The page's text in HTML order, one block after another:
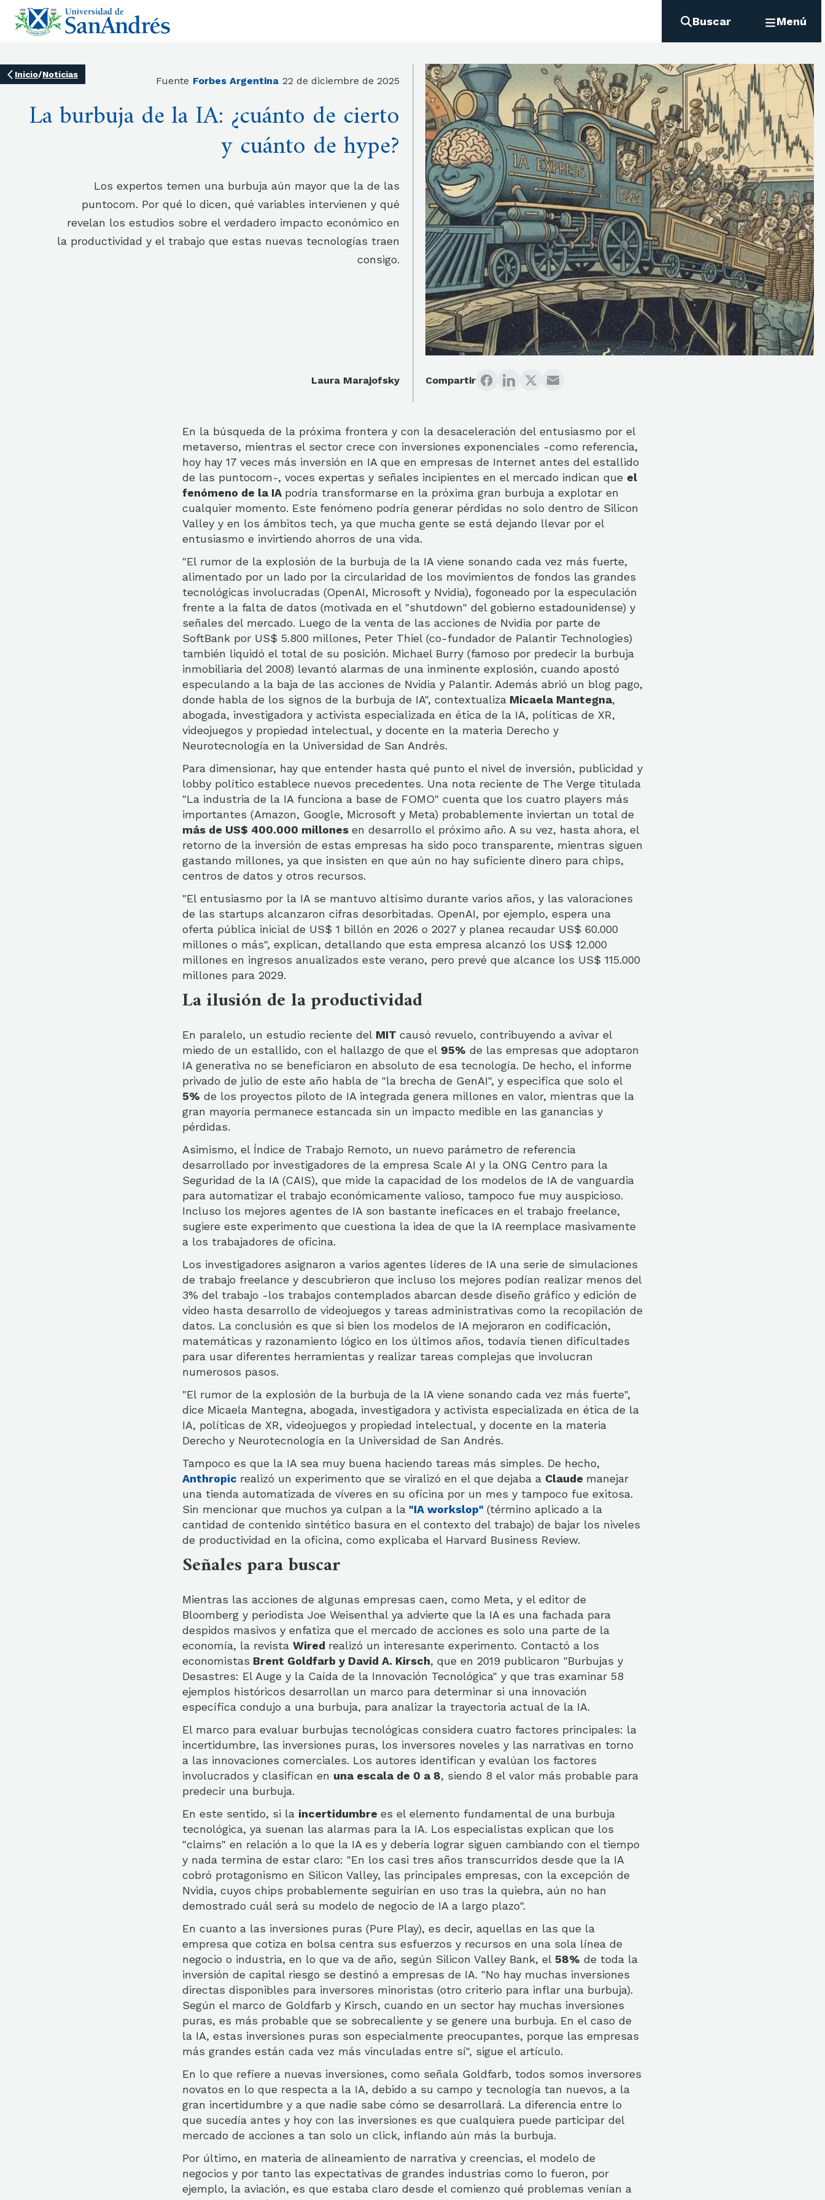
Buscar Menú
Inicio/Noticias
Fuente Forbes Argentina 22 de diciembre de 2025
La burbuja de la IA: ¿cuánto de cierto
y cuánto de hype?
Los expertos temen una burbuja aún mayor que la de las
puntocom. Por qué lo dicen, qué variables intervienen y qué
revelan los estudios sobre el verdadero impacto económico en
la productividad y el trabajo que estas nuevas tecnologías traen
consigo.
Laura Marajofsky Compartir
En la búsqueda de la próxima frontera y con la desaceleración del entusiasmo por el
metaverso, mientras el sector crece con inversiones exponenciales -como referencia,
hoy hay 17 veces más inversión en IA que en empresas de Internet antes del estallido
de las puntocom-, voces expertas y señales incipientes en el mercado indican que el
fenómeno de la IA podría transformarse en la próxima gran burbuja a explotar en
cualquier momento. Este fenómeno podría generar pérdidas no solo dentro de Silicon
Valley y en los ámbitos tech, ya que mucha gente se está dejando llevar por el
entusiasmo e invirtiendo ahorros de una vida.
"El rumor de la explosión de la burbuja de la IA viene sonando cada vez más fuerte,
alimentado por un lado por la circularidad de los movimientos de fondos las grandes
tecnológicas involucradas (OpenAI, Microsoft y Nvidia), fogoneado por la especulación
frente a la falta de datos (motivada en el "shutdown" del gobierno estadounidense) y
señales del mercado. Luego de la venta de las acciones de Nvidia por parte de
SoftBank por US$ 5.800 millones, Peter Thiel (co-fundador de Palantir Technologies)
también liquidó el total de su posición. Michael Burry (famoso por predecir la burbuja
inmobiliaria del 2008) levantó alarmas de una inminente explosión, cuando apostó
especulando a la baja de las acciones de Nvidia y Palantir. Además abrió un blog pago,
donde habla de los signos de la burbuja de IA", contextualiza Micaela Mantegna,
abogada, investigadora y activista especializada en ética de la IA, políticas de XR,
videojuegos y propiedad intelectual, y docente en la materia Derecho y
Neurotecnología en la Universidad de San Andrés.
Para dimensionar, hay que entender hasta qué punto el nivel de inversión, publicidad y
lobby político establece nuevos precedentes. Una nota reciente de The Verge titulada
"La industria de la IA funciona a base de FOMO" cuenta que los cuatro players más
importantes (Amazon, Google, Microsoft y Meta) probablemente inviertan un total de
más de US$ 400.000 millones en desarrollo el próximo año. A su vez, hasta ahora, el
retorno de la inversión de estas empresas ha sido poco transparente, mientras siguen
gastando millones, ya que insisten en que aún no hay suficiente dinero para chips,
centros de datos y otros recursos.
"El entusiasmo por la IA se mantuvo altísimo durante varios años, y las valoraciones
de las startups alcanzaron cifras desorbitadas. OpenAI, por ejemplo, espera una
oferta pública inicial de US$ 1 billón en 2026 o 2027 y planea recaudar US$ 60.000
millones o más", explican, detallando que esta empresa alcanzó los US$ 12.000
millones en ingresos anualizados este verano, pero prevé que alcance los US$ 115.000
millones para 2029.
La ilusión de la productividad
En paralelo, un estudio reciente del MIT causó revuelo, contribuyendo a avivar el
miedo de un estallido, con el hallazgo de que el 95% de las empresas que adoptaron
IA generativa no se beneficiaron en absoluto de esa tecnología. De hecho, el informe
privado de julio de este año habla de "la brecha de GenAI", y especifica que solo el
5% de los proyectos piloto de IA integrada genera millones en valor, mientras que la
gran mayoría permanece estancada sin un impacto medible en las ganancias y
pérdidas.
Asimismo, el Índice de Trabajo Remoto, un nuevo parámetro de referencia
desarrollado por investigadores de la empresa Scale AI y la ONG Centro para la
Seguridad de la IA (CAIS), que mide la capacidad de los modelos de IA de vanguardia
para automatizar el trabajo económicamente valioso, tampoco fue muy auspicioso.
Incluso los mejores agentes de IA son bastante ineficaces en el trabajo freelance,
sugiere este experimento que cuestiona la idea de que la IA reemplace masivamente
a los trabajadores de oficina.
Los investigadores asignaron a varios agentes líderes de IA una serie de simulaciones
de trabajo freelance y descubrieron que incluso los mejores podían realizar menos del
3% del trabajo -los trabajos contemplados abarcan desde diseño gráfico y edición de
video hasta desarrollo de videojuegos y tareas administrativas como la recopilación de
datos. La conclusión es que si bien los modelos de IA mejoraron en codificación,
matemáticas y razonamiento lógico en los últimos años, todavía tienen dificultades
para usar diferentes herramientas y realizar tareas complejas que involucran
numerosos pasos.
"El rumor de la explosión de la burbuja de la IA viene sonando cada vez más fuerte",
dice Micaela Mantegna, abogada, investigadora y activista especializada en ética de la
IA, políticas de XR, videojuegos y propiedad intelectual, y docente en la materia
Derecho y Neurotecnología en la Universidad de San Andrés.
Tampoco es que la IA sea muy buena haciendo tareas más simples. De hecho,
Anthropic realizó un experimento que se viralizó en el que dejaba a Claude manejar
una tienda automatizada de víveres en su oficina por un mes y tampoco fue exitosa.
Sin mencionar que muchos ya culpan a la "IA workslop" (término aplicado a la
cantidad de contenido sintético basura en el contexto del trabajo) de bajar los niveles
de productividad en la oficina, como explicaba el Harvard Business Review.
Señales para buscar
Mientras las acciones de algunas empresas caen, como Meta, y el editor de
Bloomberg y periodista Joe Weisenthal ya advierte que la IA es una fachada para
despidos masivos y enfatiza que el mercado de acciones es solo una parte de la
economía, la revista Wired realizó un interesante experimento. Contactó a los
economistas Brent Goldfarb y David A. Kirsch, que en 2019 publicaron "Burbujas y
Desastres: El Auge y la Caída de la Innovación Tecnológica" y que tras examinar 58
ejemplos históricos desarrollan un marco para determinar si una innovación
específica condujo a una burbuja, para analizar la trayectoria actual de la IA.
El marco para evaluar burbujas tecnológicas considera cuatro factores principales: la
incertidumbre, las inversiones puras, los inversores noveles y las narrativas en torno
a las innovaciones comerciales. Los autores identifican y evalúan los factores
involucrados y clasifican en una escala de 0 a 8, siendo 8 el valor más probable para
predecir una burbuja.
En este sentido, si la incertidumbre es el elemento fundamental de una burbuja
tecnológica, ya suenan las alarmas para la IA. Los especialistas explican que los
"claims" en relación a lo que la IA es y debería lograr siguen cambiando con el tiempo
y nada termina de estar claro: "En los casi tres años transcurridos desde que la IA
cobró protagonismo en Silicon Valley, las principales empresas, con la excepción de
Nvidia, cuyos chips probablemente seguirían en uso tras la quiebra, aún no han
demostrado cuál será su modelo de negocio de IA a largo plazo".
En cuanto a las inversiones puras (Pure Play), es decir, aquellas en las que la
empresa que cotiza en bolsa centra sus esfuerzos y recursos en una sola línea de
negocio o industria, en lo que va de año, según Silicon Valley Bank, el 58% de toda la
inversión de capital riesgo se destinó a empresas de IA. "No hay muchas inversiones
directas disponibles para inversores minoristas (otro criterio para inflar una burbuja).
Según el marco de Goldfarb y Kirsch, cuando en un sector hay muchas inversiones
puras, es más probable que se sobrecaliente y se genere una burbuja. En el caso de
la IA, estas inversiones puras son especialmente preocupantes, porque las empresas
más grandes están cada vez más vinculadas entre sí", sigue el artículo.
En lo que refiere a nuevas inversiones, como señala Goldfarb, todos somos inversores
novatos en lo que respecta a la IA, debido a su campo y tecnología tan nuevos, a la
gran incertidumbre y a que nadie sabe cómo se desarrollará. La diferencia entre lo
que sucedía antes y hoy con las inversiones es que cualquiera puede participar del
mercado de acciones a tan solo un click, inflando aún más la burbuja.
Por último, en materia de alineamiento de narrativa y creencias, el modelo de
negocios y por tanto las expectativas de grandes industrias como lo fueron, por
ejemplo, la aviación, es que estaba claro desde el comienzo qué problemas venían a